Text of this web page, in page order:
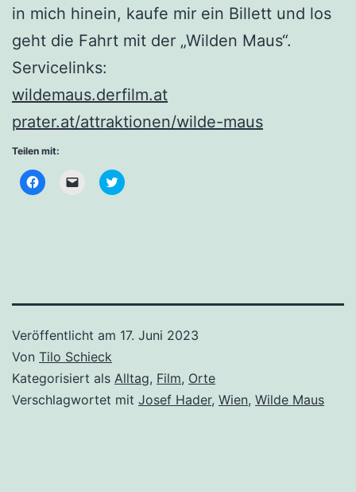
in mich hinein, kaufe mir ein Billett und los
geht die Fahrt mit der „Wilden Maus“.
Servicelinks:
wildemaus.derfilm.at
prater.at/attraktionen/wilde-maus
Teilen mit:
Klick,
um
Klicken,
um
in
geöffnet)
Klick,
um
Veröffentlicht am 17. Juni 2023
Von Tilo Schieck
Kategorisiert als Alltag, Film, Orte
Verschlagwortet mit Josef Hader, Wien, Wilde Maus